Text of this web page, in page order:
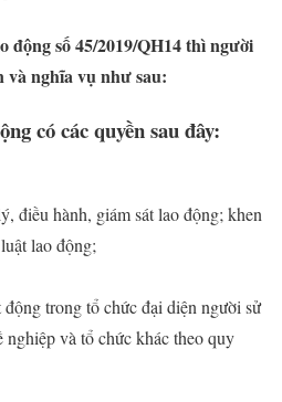
động số 45/2019/QH14 thì người
và nghĩa vụ như sau:
có các quyền sau đây:
điều hành, giám sát lao động; khen
lao động;
trong tổ chức đại diện người sử
và tổ chức khác theo quy